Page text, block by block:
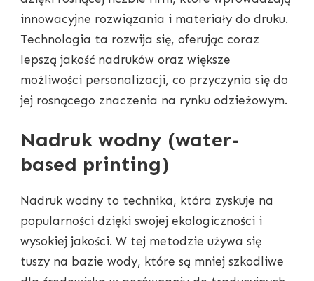
innowacyjne rozwiązania i materiały do druku.
Technologia ta rozwija się, oferując coraz
lepszą jakość nadruków oraz większe
możliwości personalizacji, co przyczynia się do
jej rosnącego znaczenia na rynku odzieżowym.
Nadruk wodny (water-
based printing)
Nadruk wodny to technika, która zyskuje na
popularności dzięki swojej ekologiczności i
wysokiej jakości. W tej metodzie używa się
tuszy na bazie wody, które są mniej szkodliwe